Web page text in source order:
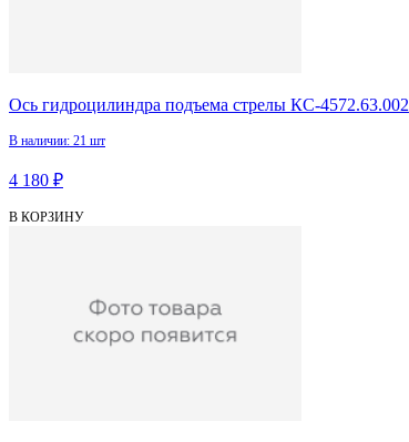
Ось гидроцилиндра подъема стрелы КС-4572.63.002
В наличии: 21 шт
4 180 ₽
В КОРЗИНУ